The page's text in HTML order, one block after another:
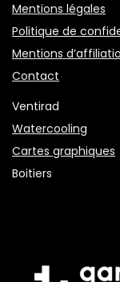
Mentions légales
Politique de
Mentions
Contact
Ventirad
Watercooling
Cartes graphiques
Boitiers